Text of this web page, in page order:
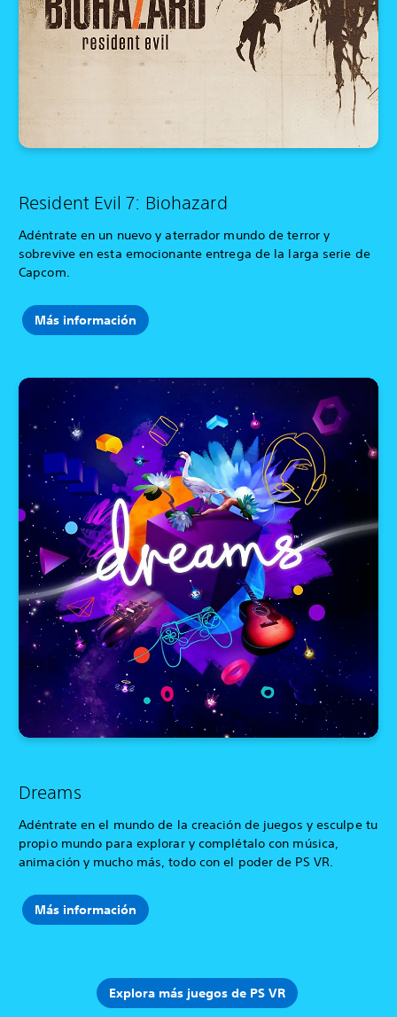
Resident Evil 7: Biohazard
Adéntrate en un nuevo y aterrador mundo de terror y
sobrevive en esta emocionante entrega de la larga serie de
Capcom.
Más información
Dreams
Adéntrate en el mundo de la creación de juegos y esculpe tu
propio mundo para explorar y complétalo con música,
animación y mucho más, todo con el poder de PS VR.
Más información
Explora más juegos de PS VR